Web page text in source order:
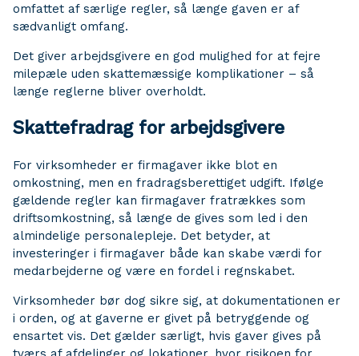
omfattet af særlige regler, så længe gaven er af
sædvanligt omfang.
Det giver arbejdsgivere en god mulighed for at fejre
milepæle uden skattemæssige komplikationer – så
længe reglerne bliver overholdt.
Skattefradrag for arbejdsgivere
For virksomheder er firmagaver ikke blot en
omkostning, men en fradragsberettiget udgift. Ifølge
gældende regler kan firmagaver fratrækkes som
driftsomkostning, så længe de gives som led i den
almindelige personalepleje. Det betyder, at
investeringer i firmagaver både kan skabe værdi for
medarbejderne og være en fordel i regnskabet.
Virksomheder bør dog sikre sig, at dokumentationen er
i orden, og at gaverne er givet på betryggende og
ensartet vis. Det gælder særligt, hvis gaver gives på